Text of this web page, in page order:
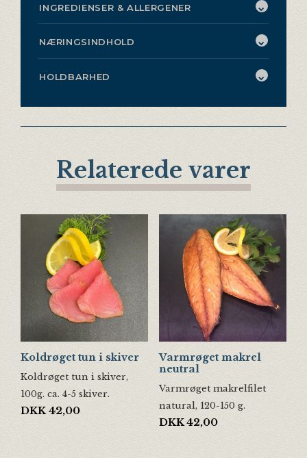
INGREDIENSER & ALLERGENER
NÆRINGSINDHOLD
HOLDBARHED
Relaterede varer
Koldrøget tun i skiver
Koldrøget tun i skiver,
100g. ca. 4-5 skiver.
DKK 42,00
Varmrøget makrel
neutral
Varmrøget makrelfilet
natural, 120-150 g.
DKK42,00